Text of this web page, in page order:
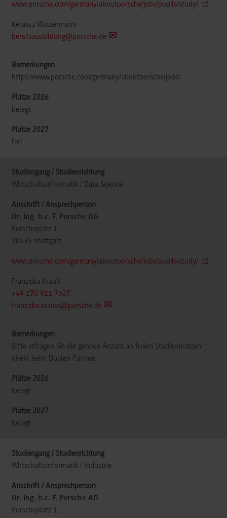
www.porsche.com/germany/aboutporsche/jobs/pupils/study/
Kerassa Wassermann
berufsausbildung@porsche.de
https://www.porsche.com/germany/aboutporsche/jobs/
belegt
frei
Wirtschaftsinformatik / Data Science
Dr. Ing. h.c. F. Porsche AG
Porscheplatz 1
70435 Stuttgart
www.porsche.com/germany/aboutporsche/jobs/pupils/study/
Franziska Krauß
+49 170 911 7627
franziska.krauss@porsche.de
Bitte erfragen Sie die genaue Anzahl an freien Studienplätzen
direkt beim Dualen Partner.
belegt
belegt
Wirtschaftsinformatik / Industrie
Dr. Ing. h.c. F. Porsche AG
Porscheplatz 1